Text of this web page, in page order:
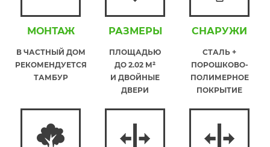
МОНТАЖ
В ЧАСТНЫЙ ДОМ
РЕКОМЕНДУЕТСЯ
ТАМБУР
РАЗМЕРЫ
ПЛОЩАДЬЮ
ДО 2.02 М²
И ДВОЙНЫЕ
ДВЕРИ
СНАРУЖИ
СТАЛЬ +
ПОРОШКОВО-
ПОЛИМЕРНОЕ
ПОКРЫТИЕ